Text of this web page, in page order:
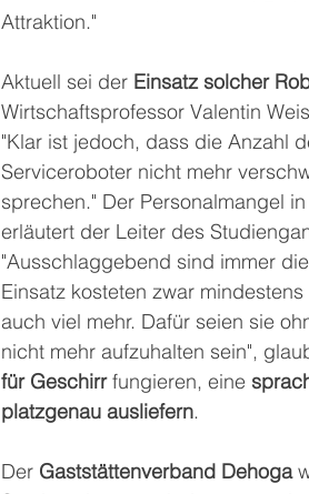
Attraktion."
Aktuell sei der Einsatz solcher
Wirtschaftsprofessor Valentin
"Klar ist jedoch, dass die Anzahl
Serviceroboter nicht mehr
sprechen." Der Personalmangel
erläutert der Leiter des
"Ausschlaggebend sind immer
Einsatz kosteten zwar
auch viel mehr. Dafür seien sie
nicht mehr aufzuhalten sein",
für Geschirr fungieren, eine
platzgenau ausliefern.
Der Gaststättenverband Dehoga